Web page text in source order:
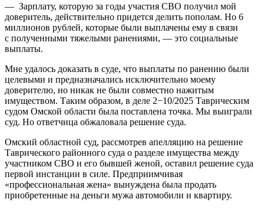
— Зарплату, которую за годы участия СВО получил мой
доверитель, действительно придется делить пополам. Но 6
миллионов рублей, которые были выплачены ему в связи
с полученными тяжелыми ранениями, — это социальные
выплаты.
Мне удалось доказать в суде, что выплаты по ранению были
целевыми и предназначались исключительно моему
доверителю, но никак не были совместно нажитым
имуществом. Таким образом, в деле 2−10/2025 Таврическим
судом Омской области была поставлена точка. Мы выиграли
суд. Но ответчица обжаловала решение суда.
Омский областной суд, рассмотрев апелляцию на решение
Таврического районного суда о разделе имущества между
участником СВО и его бывшей женой, оставил решение суда
первой инстанции в силе. Предприимчивая
«профессиональная жена» вынуждена была продать
приобретенные на деньги мужа автомобили и квартиру.